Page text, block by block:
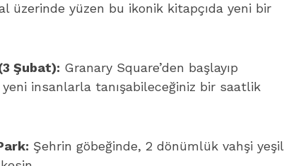
üzerinde yüzen bu ikonik kitapçıda yeni bir
Şubat): Granary Square’den başlayıp
yeni insanlarla tanışabileceğiniz bir saatlik
Şehrin göbeğinde, 2 dönümlük vahşi yeşil